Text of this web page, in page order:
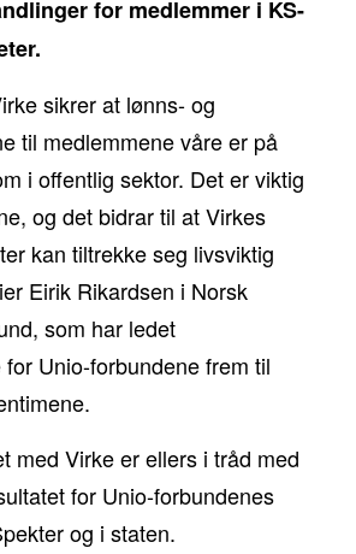
for medlemmer i KS-
sikrer at lønns- og
til medlemmene våre er på
i offentlig sektor. Det er viktig
og det bidrar til at Virkes
kan tiltrekke seg livsviktig
Eirik Rikardsen i Norsk
som har ledet
Unio-forbundene frem til
med Virke er ellers i tråd med
for Unio-forbundenes
og i staten.